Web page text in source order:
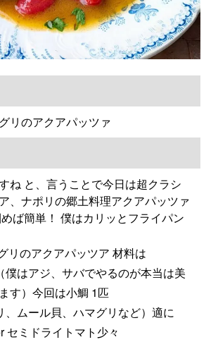
リのアクアパッツァ
ね と、言うことで今日は超クラシ
、ナポリの郷土料理アクアパッツァ
ば簡単！ 僕はカリッとフライパン
リのアクアパッツア 材料は
僕はアジ、サバでやるのが本当は美
す）今回は小鯛 1匹
、ムール貝、ハマグリなど）適に
セミドライトマト少々